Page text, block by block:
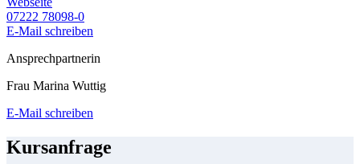
07222 78098-0
E-Mail schreiben
Ansprechpartnerin
Frau Marina Wuttig
E-Mail schreiben
Kursanfrage